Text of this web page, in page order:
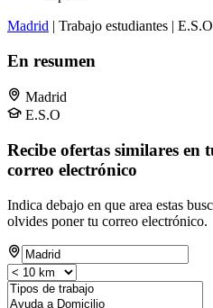
Madrid | Trabajo estudiantes | E.S.O
En resumen
Madrid
E.S.O
Recibe ofertas similares en
correo electrónico
Indica debajo en que area estas
olvides poner tu correo electrónico.